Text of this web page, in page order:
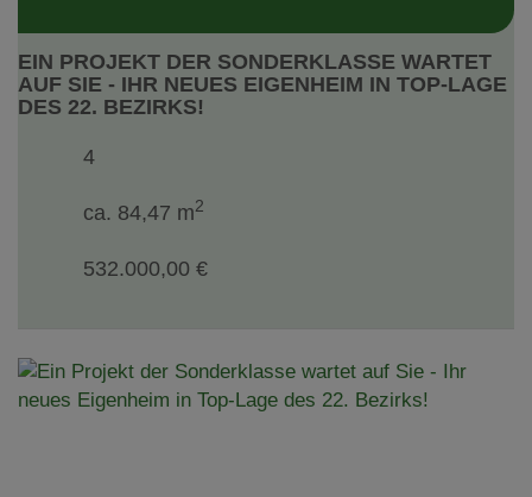
EIN PROJEKT DER SONDERKLASSE WARTET
AUF SIE - IHR NEUES EIGENHEIM IN TOP-LAGE
DES 22. BEZIRKS!
4
ca. 84,47 m2
532.000,00 €